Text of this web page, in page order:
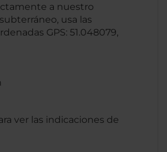
a nuestro
usa las
GPS: 51.048079,
ver las indicaciones de